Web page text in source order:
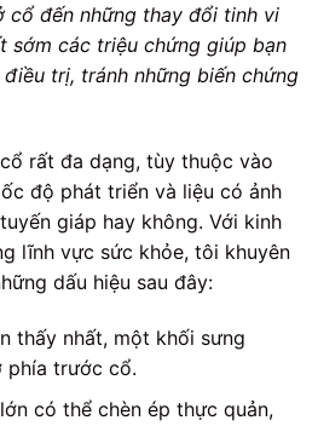
cổ đến những thay đổi tinh vi
sớm các triệu chứng giúp bạn
trị, tránh những biến chứng
rất đa dạng, tùy thuộc vào
độ phát triển và liệu có ảnh
giáp hay không. Với kinh
lĩnh vực sức khỏe, tôi khuyên
dấu hiệu sau đây:
thấy nhất, một khối sưng
phía trước cổ.
có thể chèn ép thực quản,